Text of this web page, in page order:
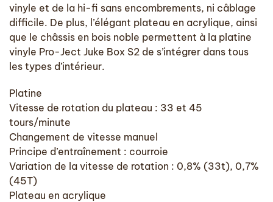
vinyle et de la hi-fi sans encombrements, ni câblage
difficile. De plus, l’élégant plateau en acrylique, ainsi
que le châssis en bois noble permettent à la platine
vinyle Pro-Ject Juke Box S2 de s’intégrer dans tous
les types d’intérieur.
Platine
Vitesse de rotation du plateau : 33 et 45
tours/minute
Changement de vitesse manuel
Principe d’entraînement : courroie
Variation de la vitesse de rotation : 0,8% (33t), 0,7%
(45T)
Plateau en acrylique